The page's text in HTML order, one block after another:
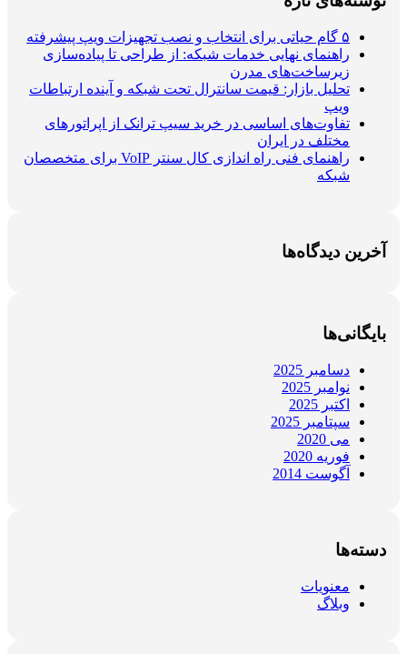
۵ گام حیاتی برای انتخاب و نصب تجهیزات ویپ پیشرفته
راهنمای نهایی خدمات شبکه: از طراحی تا پیاده‌سازی
زیرساخت‌های مدرن
تحلیل بازار: قیمت سانترال تحت شبکه و آینده ارتباطات
ویپ
تفاوت‌های اساسی در خرید سیپ ترانک از اپراتورهای
مختلف در ایران
راهنمای فنی راه اندازی کال سنتر VoIP برای متخصصان
شبکه
آخرین دیدگاه‌ها
بایگانی‌ها
دسامبر 2025
نوامبر 2025
اکتبر 2025
سپتامبر 2025
می 2020
فوریه 2020
آگوست 2014
دسته‌ها
معنویات
وبلاگ